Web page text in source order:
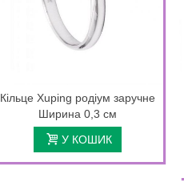
Кільце Xuping родіум заручне
Ширина 0,3 см
У КОШИК